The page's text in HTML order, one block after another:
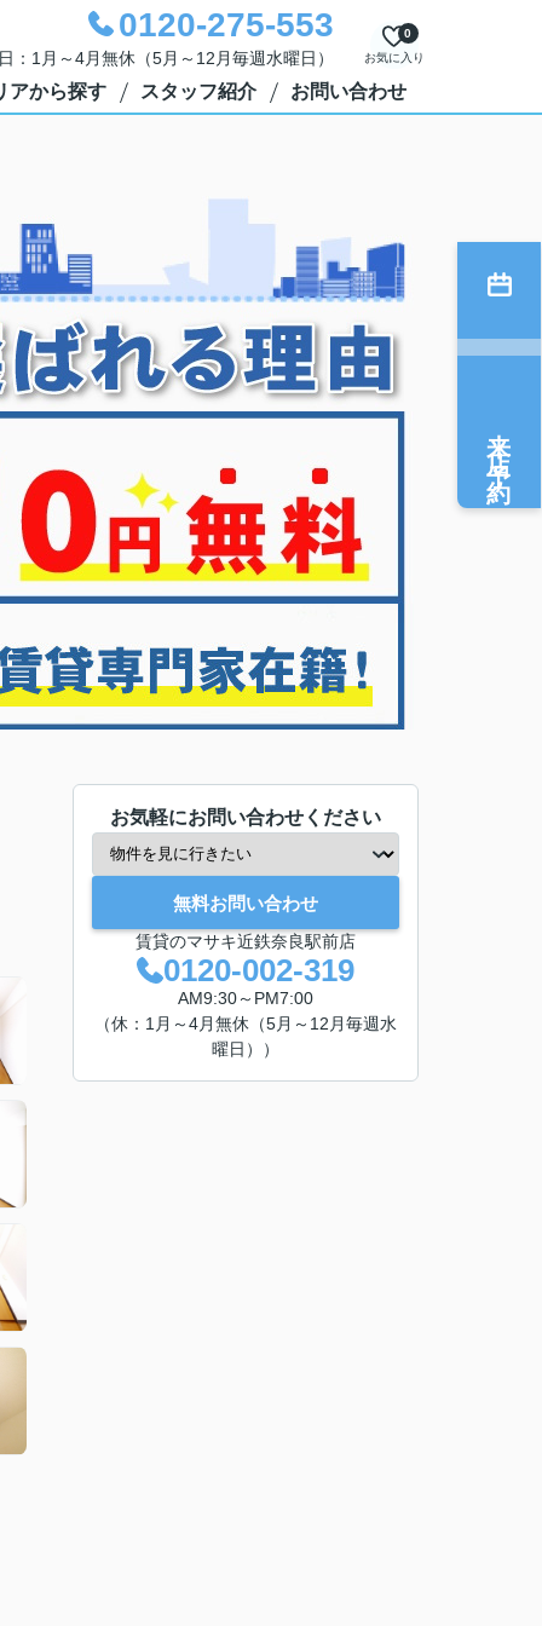
0120-275-553
1月～4月無休（5月～12月毎週水曜日） お気に入り
0
アから探す スタッフ紹介 お問い合わせ
お気軽にお問い合わせください
無料お問い合わせ
賃貸のマサキ近鉄奈良駅前店
0120-002-319
AM9:30～PM7:00
（休：1月～4月無休（5月～12月毎週水
曜日））
来店予約